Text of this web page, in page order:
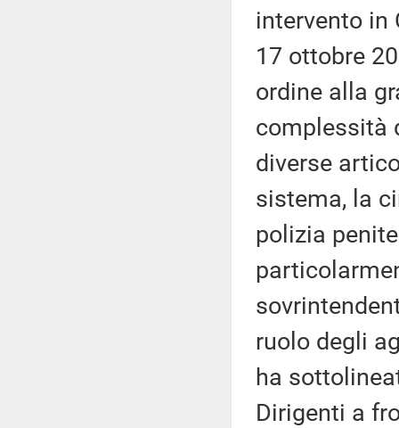
intervento in
17 ottobre
ordine alla
complessità
diverse
sistema, la
polizia
ruolo degli
ha
Dirigenti a